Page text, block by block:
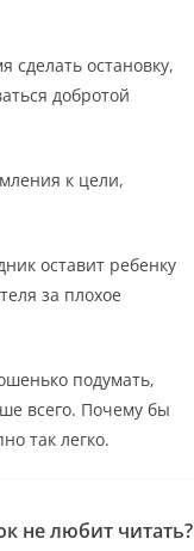
сделать остановку,
добротой
к цели,
оставит ребенку
за плохое
подумать,
всего. Почему бы
так легко.
не любит читать?